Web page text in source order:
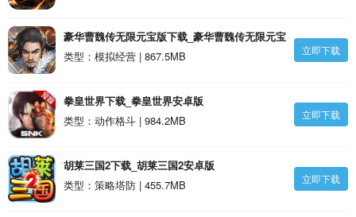
豪华曹魏传无限元宝版下载_豪华曹魏传无限元宝
版安卓版
类型：模拟经营 | 867.5MB 立即下载
拳皇世界下载_拳皇世界安卓版
类型：动作格斗 | 984.2MB
立即下载
胡莱三国2下载_胡莱三国2安卓版
类型：策略塔防 | 455.7MB
立即下载